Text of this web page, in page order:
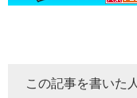
この記事を書いた人